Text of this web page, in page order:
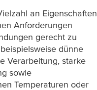
an Eigenschaften
Anforderungen
gerecht zu
dünne
Verarbeitung, starke
sowie
Temperaturen oder